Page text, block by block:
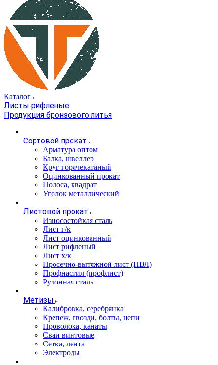
Каталог
Листы рифленые
Продукция бронзового литья
Сортовой прокат
Арматура оптом
Балка, швеллер
Круг горячекатаный
Оцинкованный прокат
Полоса, квадрат
Уголок металлический
Листовой прокат
Износостойкая сталь
Лист г/к
Лист оцинкованный
Лист рифленый
Лист х/к
Просечно-вытяжной лист (ПВЛ)
Профнастил (профлист)
Рулонная сталь
Метизы
Калибровка, серебрянка
Крепеж, гвозди, болты, цепи
Проволока, канаты
Сваи винтовые
Сетка, лента
Электроды